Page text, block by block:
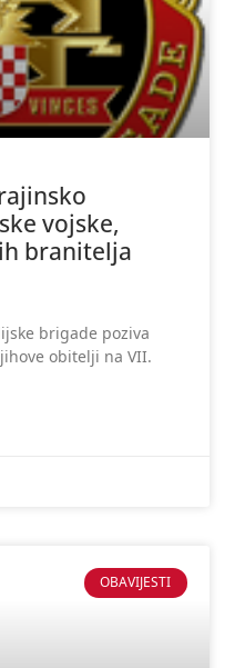
vojske,
branitelja
brigade poziva
obitelji na VII.
OBAVIJESTI